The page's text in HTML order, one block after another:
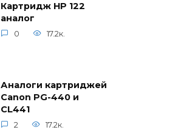
Картридж HP 122
аналог
0 17.2к.
Аналоги картриджей
Canon PG-440 и
CL441
2 17.2к.